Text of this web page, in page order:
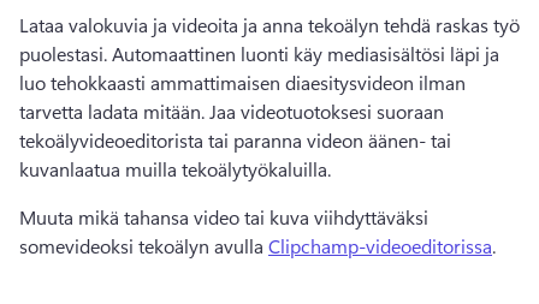
Lataa valokuvia ja videoita ja anna tekoälyn tehdä raskas työ
puolestasi. Automaattinen luonti käy mediasisältösi läpi ja
luo tehokkaasti ammattimaisen diaesitysvideon ilman
tarvetta ladata mitään. Jaa videotuotoksesi suoraan
tekoälyvideoeditorista tai paranna videon äänen- tai
kuvanlaatua muilla tekoälytyökaluilla.
Muuta mikä tahansa video tai kuva viihdyttäväksi
somevideoksi tekoälyn avulla Clipchamp-videoeditorissa.